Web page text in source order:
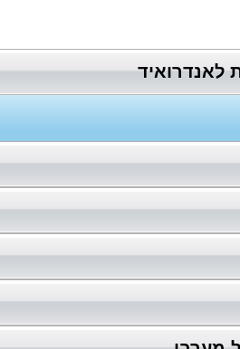
לאנדרואיד